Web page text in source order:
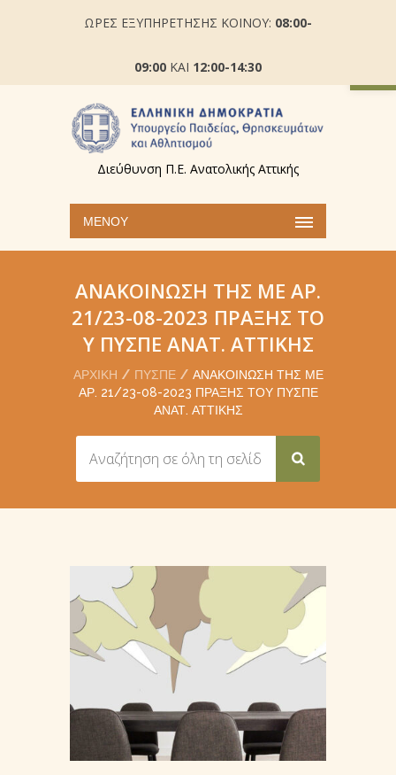
ΩΡΕΣ ΕΞΥΠΗΡΕΤΗΣΗΣ ΚΟΙΝΟΥ: 08:00-
09:00 ΚΑΙ 12:00-14:30
Διεύθυνση Π.Ε. Ανατολικής Αττικής
ΜΕΝΟΎ
ΑΝΑΚΟΊΝΩΣΗ ΤΗΣ ΜΕ ΑΡ.
21/23-08-2023 ΠΡΆΞΗΣ ΤΟ
Υ ΠΥΣΠΕ ΑΝΑΤ. ΑΤΤΙΚΉΣ
ΑΡΧΙΚΉ ΠΥΣΠΕ
ΑΝΑΚΟΊΝΩΣΗ ΤΗΣ ΜΕ
ΑΡ. 21/23-08-2023 ΠΡΆΞΗΣ ΤΟΥ ΠΥΣΠΕ
ΑΝΑΤ. ΑΤΤΙΚΉΣ